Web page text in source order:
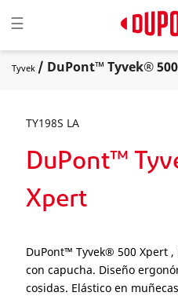
Toggle navigation
☰
Tyvek / DuPont™ Tyvek®
TY198S LA
DuPont™
Xpert
DuPont™ Tyvek® 500 Xpert ,
con capucha. Diseño
cosidas. Elástico en